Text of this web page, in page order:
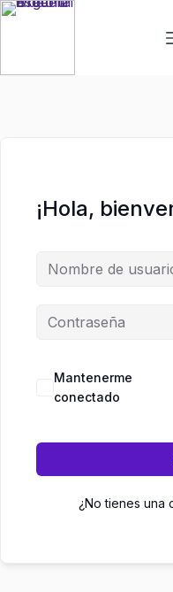
Saltar
Saltar
¡Hola,
Mantenerme
conectado
¿No tienes una